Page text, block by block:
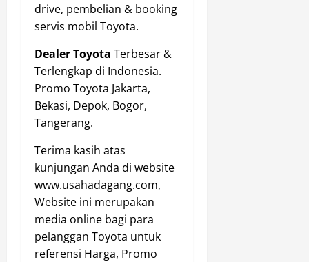
drive, pembelian & booking
servis mobil Toyota.
Dealer Toyota Terbesar &
Terlengkap di Indonesia.
Promo Toyota Jakarta,
Bekasi, Depok, Bogor,
Tangerang.
Terima kasih atas
kunjungan Anda di website
www.usahadagang.com,
Website ini merupakan
media online bagi para
pelanggan Toyota untuk
referensi Harga, Promo